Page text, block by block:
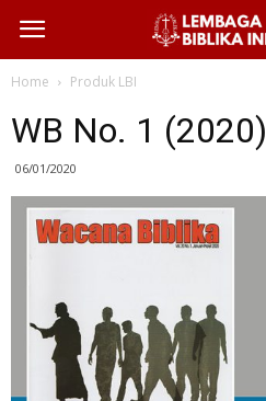
Home Produk LBI
WB No. 1 (2020)
06/01/2020